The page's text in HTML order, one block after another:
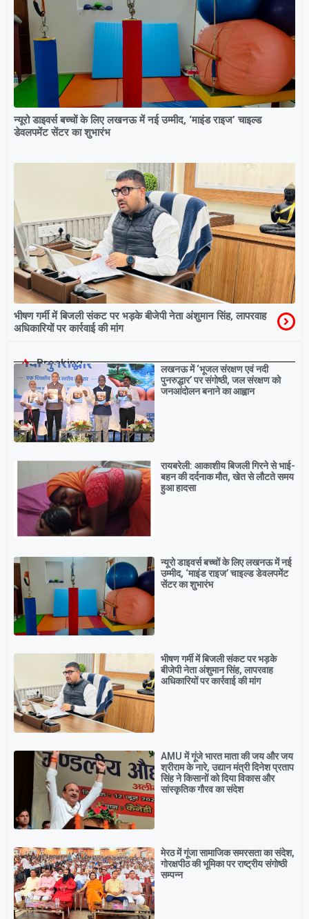
न्यूरो डाइवर्स बच्चों के लिए लखनऊ में नई उम्मीद, ‘माइंड राइज’ चाइल्ड
डेवलपमेंट सेंटर का शुभारंभ
भीषण गर्मी में बिजली संकट पर भड़के बीजेपी नेता अंशुमान सिंह, लापरवाह
अधिकारियों पर कार्रवाई की मांग
Breaking
लखनऊ में ‘भूजल संरक्षण एवं नदी
पुनरुद्धार’ पर संगोष्ठी, जल संरक्षण को
जनआंदोलन बनाने का आह्वान
रायबरेली: आकाशीय बिजली गिरने से भाई-
बहन की दर्दनाक मौत, खेत से लौटते समय
हुआ हादसा
न्यूरो डाइवर्स बच्चों के लिए लखनऊ में नई
उम्मीद, ‘माइंड राइज’ चाइल्ड डेवलपमेंट
सेंटर का शुभारंभ
भीषण गर्मी में बिजली संकट पर भड़के
बीजेपी नेता अंशुमान सिंह, लापरवाह
अधिकारियों पर कार्रवाई की मांग
AMU में गूंजे भारत माता की जय और जय
श्रीराम के नारे, उद्यान मंत्री दिनेश प्रताप
सिंह ने किसानों को दिया विकास और
सांस्कृतिक गौरव का संदेश
मेरठ में गूंजा सामाजिक समरसता का संदेश,
गोरक्षपीठ की भूमिका पर राष्ट्रीय संगोष्ठी
सम्पन्न